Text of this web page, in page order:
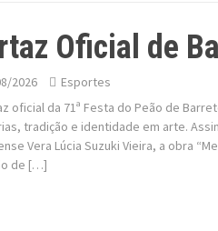
Oficial de
2026
Esportes
oficial da 71ª Festa do Peão de
tradição e identidade em arte.
Vera Lúcia Suzuki Vieira, a obra
de […]